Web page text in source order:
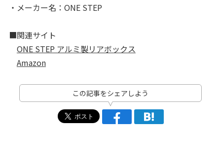
・メーカー名：ONE STEP
■関連サイト
ONE STEP アルミ製リアボックス
Amazon
この記事をシェアしよう